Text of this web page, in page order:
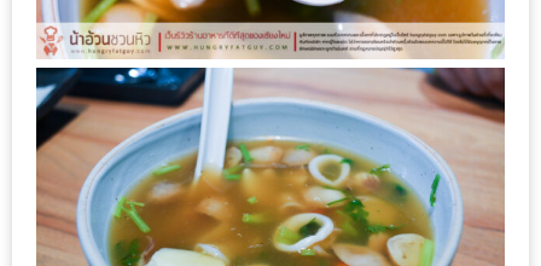
ตัว
ประกาศ
ผล
ผู้
โชค
ดี
กับ